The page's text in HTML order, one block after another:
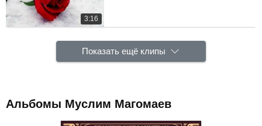
3:16
Показать ещё клипы
Альбомы Муслим Магомаев